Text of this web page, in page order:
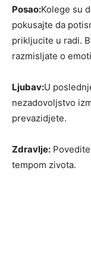
Posao:Kolege su
pokusajte da
prikljucite u radi.
razmisljate o
Ljubav:U
nezadovoljstvo
prevazidjete.
Zdravlje:
tempom zivota.